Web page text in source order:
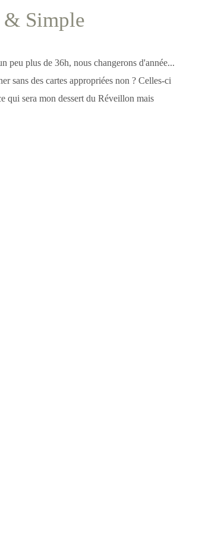
& Simple
peu plus de 36h, nous changerons d'année...
sans des cartes appropriées non ? Celles-ci
qui sera mon dessert du Réveillon mais